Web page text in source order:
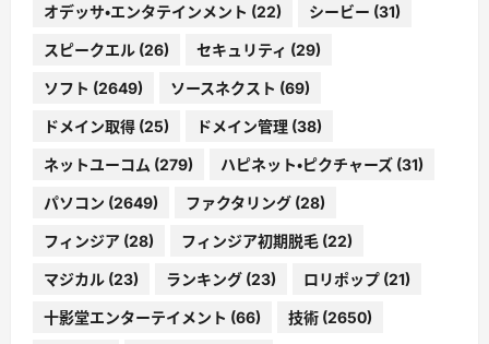
オデッサ・エンタテインメント (22) シービー (31)
スピークエル (26) セキュリティ (29)
ソフト (2649) ソースネクスト (69)
ドメイン取得 (25) ドメイン管理 (38)
ネットユーコム (279) ハピネット・ピクチャーズ (31)
パソコン (2649) ファクタリング (28)
フィンジア (28) フィンジア初期脱毛 (22)
マジカル (23) ランキング (23) ロリポップ (21)
十影堂エンターテイメント (66) 技術 (2650)